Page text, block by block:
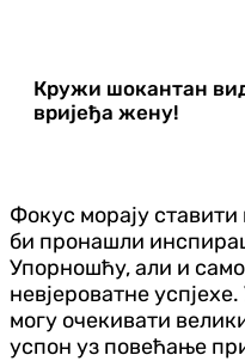
Кружи шокантан
вријеђа жену!
Фокус морају
би пронашли
Упорношћу, али и
невјероватне
могу очекивати
успон уз повећање